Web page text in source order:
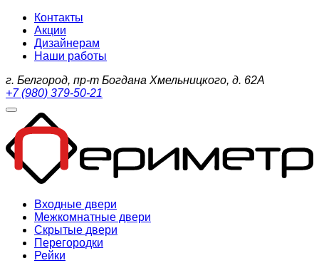
Контакты
Акции
Дизайнерам
Наши работы
г. Белгород, пр-т Богдана Хмельницкого, д. 62А
+7 (980) 379-50-21
Входные двери
Межкомнатные двери
Скрытые двери
Перегородки
Рейки